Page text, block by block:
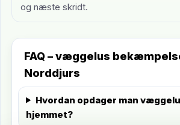
og næste skridt.
FAQ – væggelus
Norddjurs
Hvordan opdager man
hjemmet?